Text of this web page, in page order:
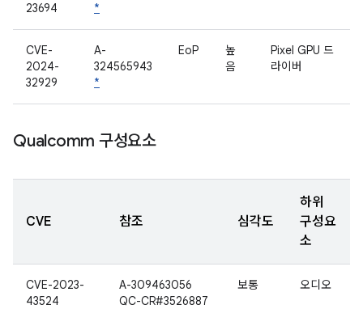
23694
*
CVE-
2024-
32929
A-
324565943
*
EoP
높
음
Pixel GPU 드
라이버
Qualcomm 구성요소
CVE 참조 심각도
하위
구성요
소
CVE-2023-
43524
A-309463056
QC-CR#3526887
보통 오디오